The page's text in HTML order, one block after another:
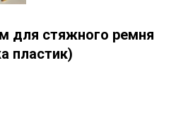
для стяжного ремня
пластик)